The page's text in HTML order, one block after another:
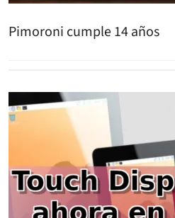
Pimoroni cumple 14 años